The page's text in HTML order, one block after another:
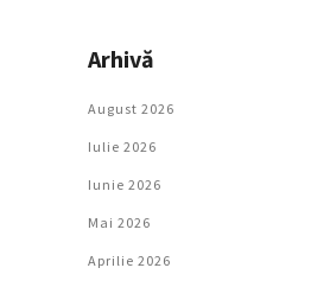
Arhivă
August 2026
Iulie 2026
Iunie 2026
Mai 2026
Aprilie 2026